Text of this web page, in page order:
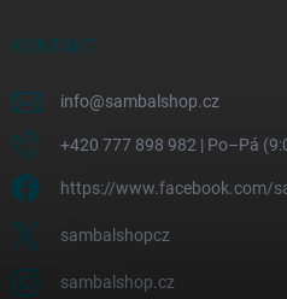
KONTAKT
info@sambalshop.cz
+420 777 898 982 | Po–Pá
https://www.facebook.com/
sambalshopcz
sambalshop.cz